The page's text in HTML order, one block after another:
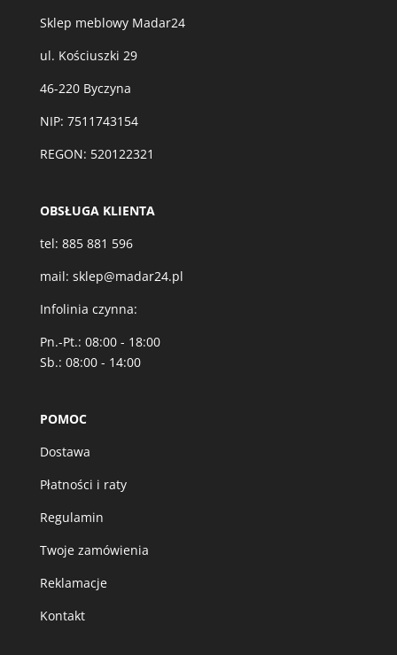
Sklep meblowy Madar24
ul. Kościuszki 29
46-220 Byczyna
NIP: 7511743154
REGON: 520122321
OBSŁUGA KLIENTA
tel: 885 881 596
mail: sklep@madar24.pl
Infolinia czynna:
Pn.-Pt.: 08:00 - 18:00
Sb.: 08:00 - 14:00
POMOC
Dostawa
Płatności i raty
Regulamin
Twoje zamówienia
Reklamacje
Kontakt